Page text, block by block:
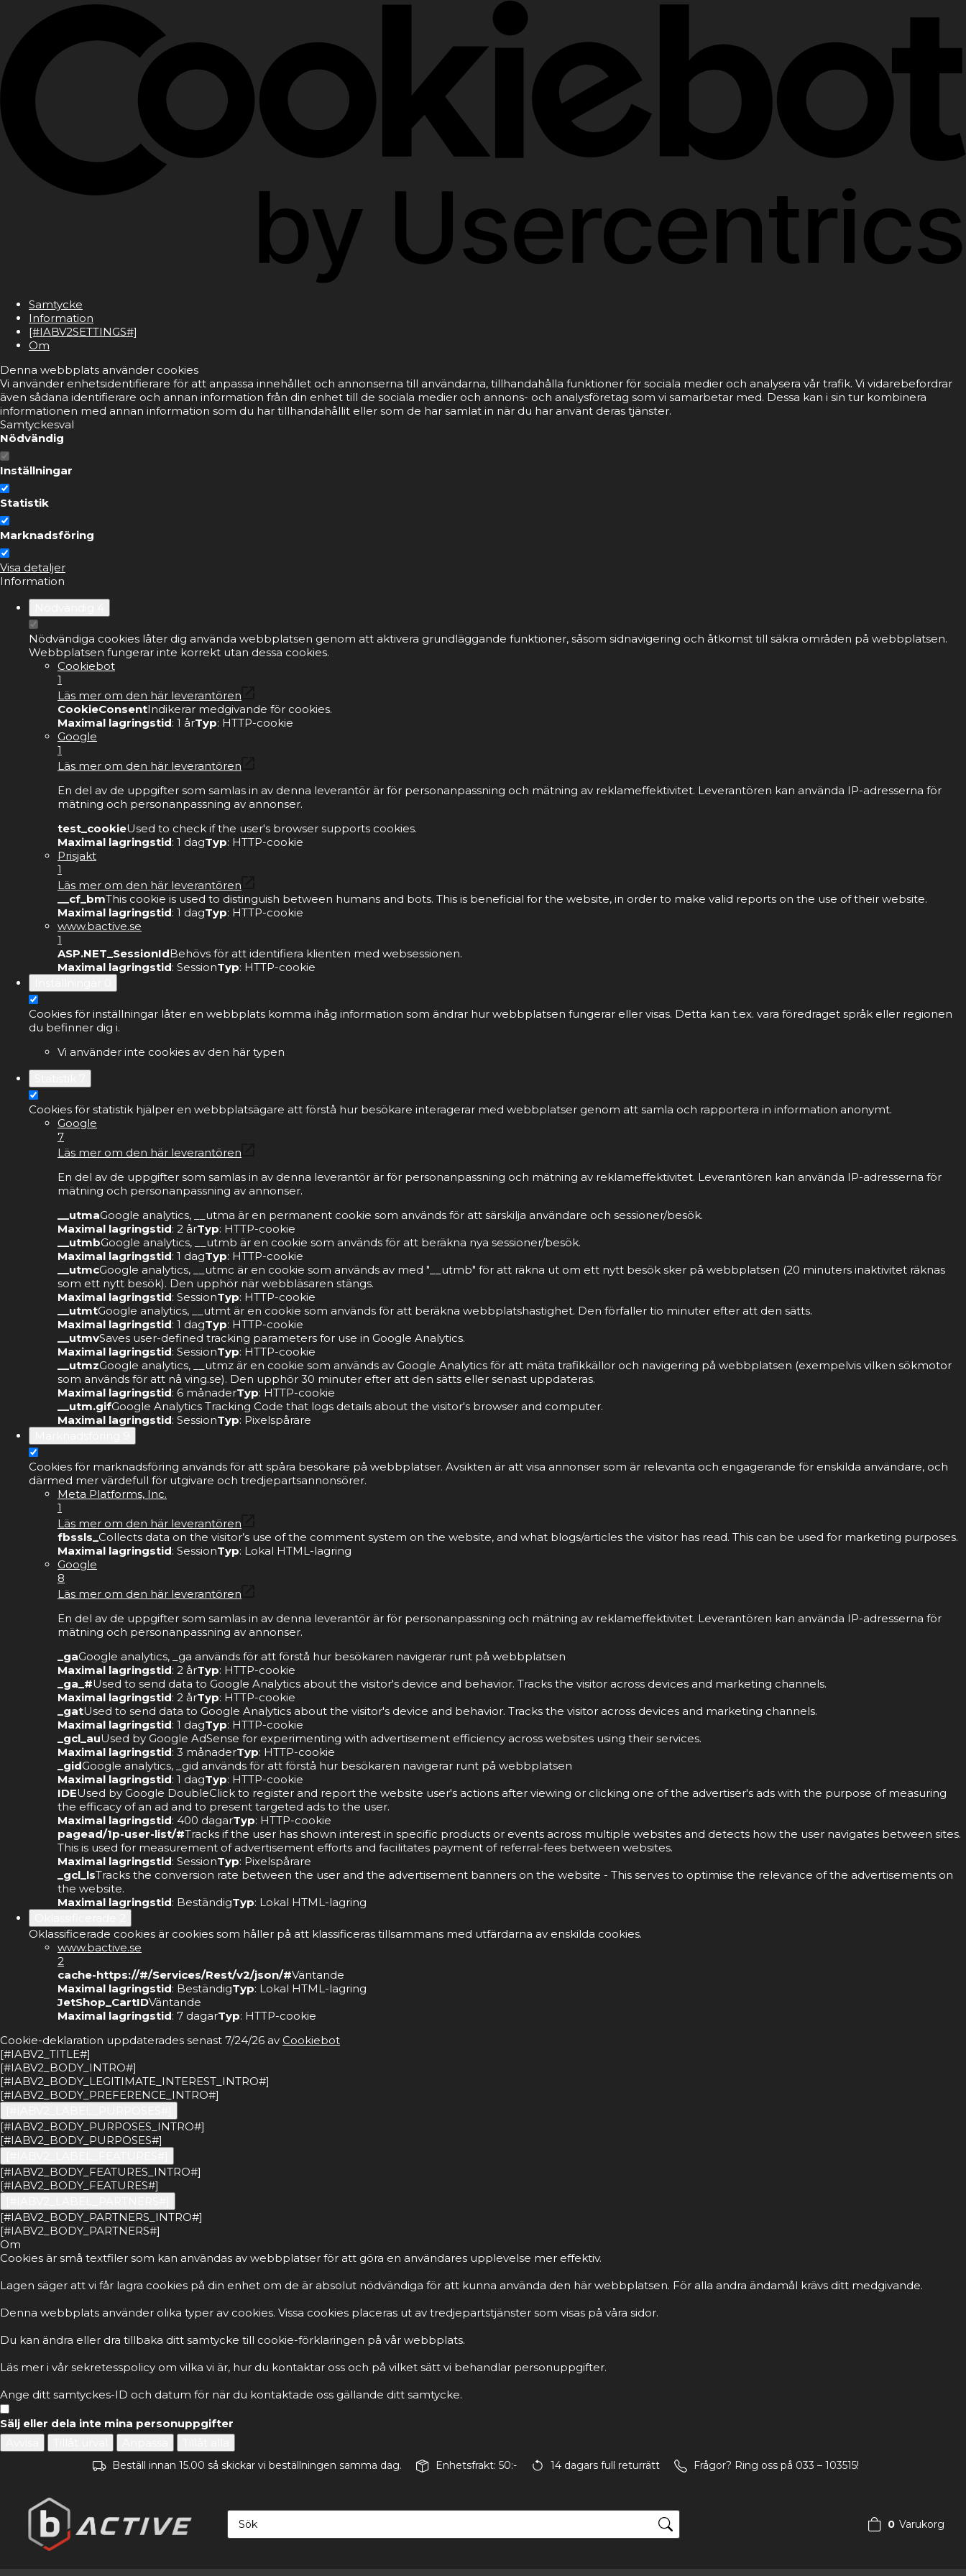
Samtycke
Information
[#IABV2SETTINGS#]
Om
Denna webbplats använder cookies
Vi använder enhetsidentifierare för att anpassa innehållet och annonserna till användarna, tillhandahålla funktioner för sociala medier och analysera vår trafik. Vi vidarebefordrar
även sådana identifierare och annan information från din enhet till de sociala medier och annons- och analysföretag som vi samarbetar med. Dessa kan i sin tur kombinera
informationen med annan information som du har tillhandahållit eller som de har samlat in när du har använt deras tjänster.
Samtyckesval
Nödvändig
Inställningar
Statistik
Marknadsföring
Visa detaljer
Information
Nödvändiga cookies låter dig använda webbplatsen genom att aktivera grundläggande funktioner, såsom sidnavigering och åtkomst till säkra områden på webbplatsen.
Webbplatsen fungerar inte korrekt utan dessa cookies.
Cookiebot
1
Läs mer om den här leverantören
CookieConsentIndikerar medgivande för cookies.
Maximal lagringstid: 1 årTyp: HTTP-cookie
Google
1
Läs mer om den här leverantören
En del av de uppgifter som samlas in av denna leverantör är för personanpassning och mätning av reklameffektivitet. Leverantören kan använda IP-adresserna för
mätning och personanpassning av annonser.
test_cookieUsed to check if the user's browser supports cookies.
Maximal lagringstid: 1 dagTyp: HTTP-cookie
Prisjakt
1
Läs mer om den här leverantören
__cf_bmThis cookie is used to distinguish between humans and bots. This is beneficial for the website, in order to make valid reports on the use of their website.
Maximal lagringstid: 1 dagTyp: HTTP-cookie
www.bactive.se
1
ASP.NET_SessionIdBehövs för att identifiera klienten med websessionen.
Maximal lagringstid: SessionTyp: HTTP-cookie
Cookies för inställningar låter en webbplats komma ihåg information som ändrar hur webbplatsen fungerar eller visas. Detta kan t.ex. vara föredraget språk eller regionen
du befinner dig i.
Vi använder inte cookies av den här typen
Cookies för statistik hjälper en webbplatsägare att förstå hur besökare interagerar med webbplatser genom att samla och rapportera in information anonymt.
Google
7
Läs mer om den här leverantören
En del av de uppgifter som samlas in av denna leverantör är för personanpassning och mätning av reklameffektivitet. Leverantören kan använda IP-adresserna för
mätning och personanpassning av annonser.
__utmaGoogle analytics, __utma är en permanent cookie som används för att särskilja användare och sessioner/besök.
Maximal lagringstid: 2 årTyp: HTTP-cookie
__utmbGoogle analytics, __utmb är en cookie som används för att beräkna nya sessioner/besök.
Maximal lagringstid: 1 dagTyp: HTTP-cookie
__utmcGoogle analytics, __utmc är en cookie som används av med "__utmb" för att räkna ut om ett nytt besök sker på webbplatsen (20 minuters inaktivitet räknas
som ett nytt besök). Den upphör när webbläsaren stängs.
Maximal lagringstid: SessionTyp: HTTP-cookie
__utmtGoogle analytics, __utmt är en cookie som används för att beräkna webbplatshastighet. Den förfaller tio minuter efter att den sätts.
Maximal lagringstid: 1 dagTyp: HTTP-cookie
__utmvSaves user-defined tracking parameters for use in Google Analytics.
Maximal lagringstid: SessionTyp: HTTP-cookie
__utmzGoogle analytics, __utmz är en cookie som används av Google Analytics för att mäta trafikkällor och navigering på webbplatsen (exempelvis vilken sökmotor
som används för att nå ving.se). Den upphör 30 minuter efter att den sätts eller senast uppdateras.
Maximal lagringstid: 6 månaderTyp: HTTP-cookie
__utm.gifGoogle Analytics Tracking Code that logs details about the visitor's browser and computer.
Maximal lagringstid: SessionTyp: Pixelspårare
Cookies för marknadsföring används för att spåra besökare på webbplatser. Avsikten är att visa annonser som är relevanta och engagerande för enskilda användare, och
därmed mer värdefull för utgivare och tredjepartsannonsörer.
Meta Platforms, Inc.
1
Läs mer om den här leverantören
fbssls_Collects data on the visitor’s use of the comment system on the website, and what blogs/articles the visitor has read. This can be used for marketing purposes.
Maximal lagringstid: SessionTyp: Lokal HTML-lagring
Google
8
Läs mer om den här leverantören
En del av de uppgifter som samlas in av denna leverantör är för personanpassning och mätning av reklameffektivitet. Leverantören kan använda IP-adresserna för
mätning och personanpassning av annonser.
_gaGoogle analytics, _ga används för att förstå hur besökaren navigerar runt på webbplatsen
Maximal lagringstid: 2 årTyp: HTTP-cookie
_ga_#Used to send data to Google Analytics about the visitor's device and behavior. Tracks the visitor across devices and marketing channels.
Maximal lagringstid: 2 årTyp: HTTP-cookie
_gatUsed to send data to Google Analytics about the visitor's device and behavior. Tracks the visitor across devices and marketing channels.
Maximal lagringstid: 1 dagTyp: HTTP-cookie
_gcl_auUsed by Google AdSense for experimenting with advertisement efficiency across websites using their services.
Maximal lagringstid: 3 månaderTyp: HTTP-cookie
_gidGoogle analytics, _gid används för att förstå hur besökaren navigerar runt på webbplatsen
Maximal lagringstid: 1 dagTyp: HTTP-cookie
IDEUsed by Google DoubleClick to register and report the website user's actions after viewing or clicking one of the advertiser's ads with the purpose of measuring
the efficacy of an ad and to present targeted ads to the user.
Maximal lagringstid: 400 dagarTyp: HTTP-cookie
pagead/1p-user-list/#Tracks if the user has shown interest in specific products or events across multiple websites and detects how the user navigates between sites.
This is used for measurement of advertisement efforts and facilitates payment of referral-fees between websites.
Maximal lagringstid: SessionTyp: Pixelspårare
_gcl_lsTracks the conversion rate between the user and the advertisement banners on the website - This serves to optimise the relevance of the advertisements on
the website.
Maximal lagringstid: BeständigTyp: Lokal HTML-lagring
Oklassificerade cookies är cookies som håller på att klassificeras tillsammans med utfärdarna av enskilda cookies.
www.bactive.se
2
cache-https://#/Services/Rest/v2/json/#Väntande
Maximal lagringstid: BeständigTyp: Lokal HTML-lagring
JetShop_CartIDVäntande
Maximal lagringstid: 7 dagarTyp: HTTP-cookie
Cookie-deklaration uppdaterades senast 7/24/26 av Cookiebot
[#IABV2_TITLE#]
[#IABV2_BODY_INTRO#]
[#IABV2_BODY_LEGITIMATE_INTEREST_INTRO#]
[#IABV2_BODY_PREFERENCE_INTRO#]
[#IABV2_BODY_PURPOSES_INTRO#]
[#IABV2_BODY_PURPOSES#]
[#IABV2_BODY_FEATURES_INTRO#]
[#IABV2_BODY_FEATURES#]
[#IABV2_BODY_PARTNERS_INTRO#]
[#IABV2_BODY_PARTNERS#]
Om
Cookies är små textfiler som kan användas av webbplatser för att göra en användares upplevelse mer effektiv.
Lagen säger att vi får lagra cookies på din enhet om de är absolut nödvändiga för att kunna använda den här webbplatsen. För alla andra ändamål krävs ditt medgivande.
Denna webbplats använder olika typer av cookies. Vissa cookies placeras ut av tredjepartstjänster som visas på våra sidor.
Du kan ändra eller dra tillbaka ditt samtycke till cookie-förklaringen på vår webbplats.
Läs mer i vår sekretesspolicy om vilka vi är, hur du kontaktar oss och på vilket sätt vi behandlar personuppgifter.
Ange ditt samtyckes-ID och datum för när du kontaktade oss gällande ditt samtycke.
Sälj eller dela inte mina personuppgifter
Beställ innan 15.00 så skickar vi beställningen samma dag. Enhetsfrakt: 50:- 14 dagars full returrätt Frågor? Ring oss på 033 – 103515!
0 Varukorg